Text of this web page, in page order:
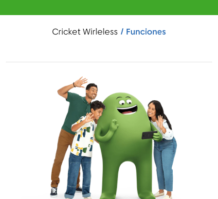
Cricket Wirleless Funciones